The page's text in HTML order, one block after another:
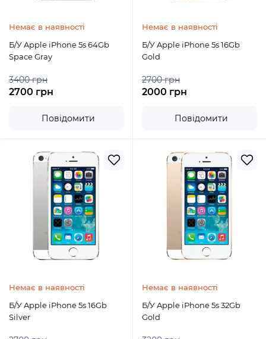
Немає в наявності
Б/У Apple iPhone 5s 64Gb
Space Gray
3400 грн
2700 грн
Повідомити
Немає в наявності
Б/У Apple iPhone 5s 16Gb
Gold
2700 грн
2000 грн
Повідомити
Немає в наявності
Б/У Apple iPhone 5s 16Gb
Silver
Немає в наявності
Б/У Apple iPhone 5s 32Gb
Gold